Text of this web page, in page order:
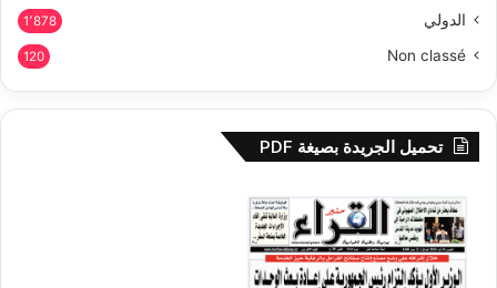
الدولي 1٬878
Non classé
120
تحميل الجريدة بصيغة PDF